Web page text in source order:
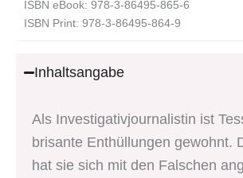
ISBN eBook: 978-3-86495-865-6
ISBN Print: 978-3-86495-864-9
Inhaltsangabe
Als Investigativjournalistin ist
brisante Enthüllungen gewohnt.
hat sie sich mit den Falschen